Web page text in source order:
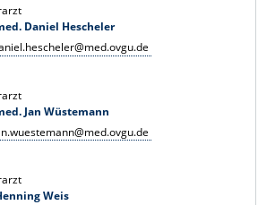
Daniel Hescheler
Jan Wüstemann
Weis